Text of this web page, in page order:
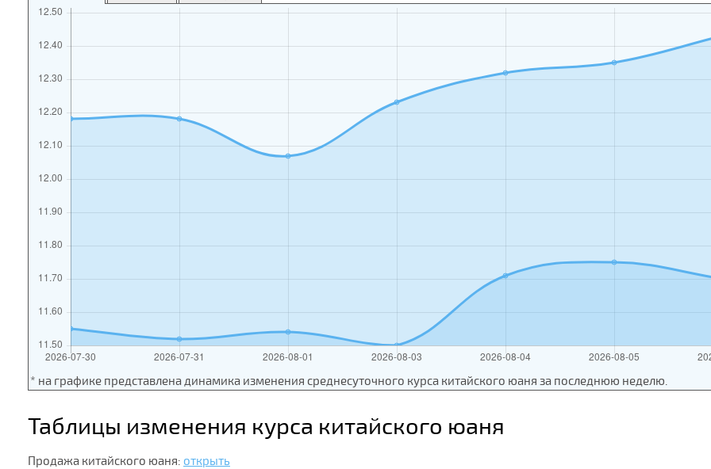
* на графике представлена динамика изменения среднесуточного курса китайского юаня за последнюю неделю.
Таблицы изменения курса китайского юаня
Продажа китайского юаня: открыть